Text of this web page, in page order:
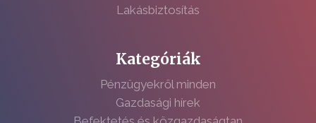
Lakásbiztosítás
Kategóriák
Pénzügyekről minden
Gazdasági hírek